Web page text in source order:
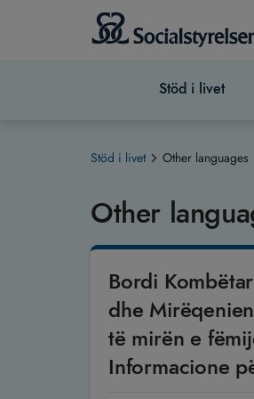
Stöd i livet
Stöd i livet Other languages
Other
Bordi
dhe
të mirën e
Informacione